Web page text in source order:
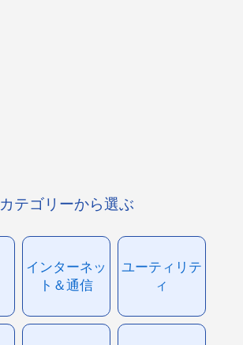
カテゴリーから選ぶ
インターネッ
ト＆通信
ユーティリテ
ィ